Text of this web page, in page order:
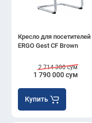
Кресло для посетителей
ERGO Gest CF Brown
1 790 000 сум
2 714 300 сум
Купить